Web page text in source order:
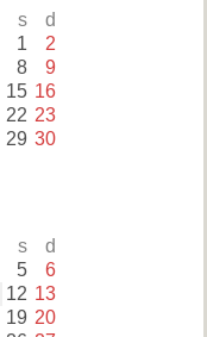
s d
1 2
8 9
15 16
22 23
29 30
s d
5 6
12 13
19 20